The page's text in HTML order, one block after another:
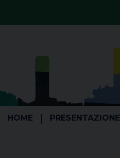
HOME PRESENTAZIONE